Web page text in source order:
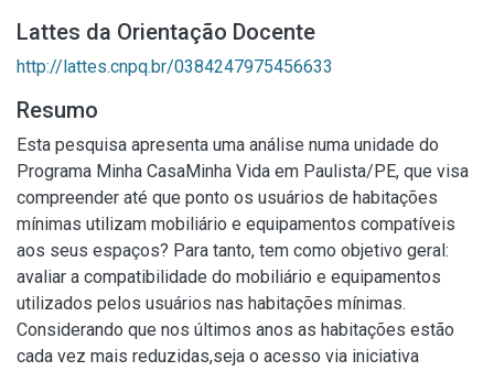
Lattes da Orientação Docente
http://lattes.cnpq.br/0384247975456633
Resumo
Esta pesquisa apresenta uma análise numa unidade do
Programa Minha CasaMinha Vida em Paulista/PE, que visa
compreender até que ponto os usuários de habitações
mínimas utilizam mobiliário e equipamentos compatíveis
aos seus espaços? Para tanto, tem como objetivo geral:
avaliar a compatibilidade do mobiliário e equipamentos
utilizados pelos usuários nas habitações mínimas.
Considerando que nos últimos anos as habitações estão
cada vez mais reduzidas,seja o acesso via iniciativa